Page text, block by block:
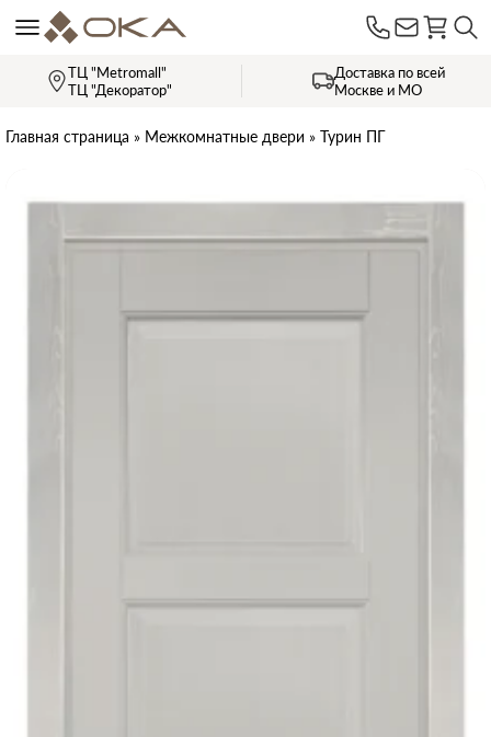
ТЦ "Metromall"
ТЦ "Декоратор"
Доставка по всей
Москве и МО
Главная страница » Межкомнатные двери » Турин ПГ